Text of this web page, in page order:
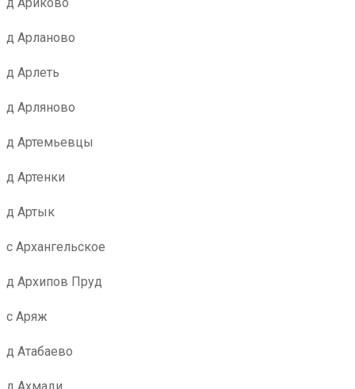
д Арланово
д Арлеть
д Арляново
д Артемьевцы
д Артенки
д Артык
с Архангельское
д Архипов Пруд
с Аряж
д Атабаево